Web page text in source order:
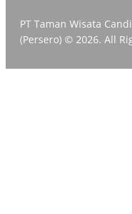
PT Taman Wisata
(Persero) © 2026. All